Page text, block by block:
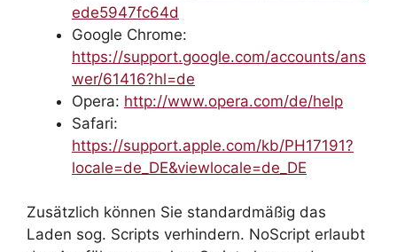
ede5947fc64d
Google Chrome:
https://support.google.com/accounts/ans
wer/61416?hl=de
Opera: http://www.opera.com/de/help
Safari:
https://support.apple.com/kb/PH17191?
locale=de_DE&viewlocale=de_DE
Zusätzlich können Sie standardmäßig das
Laden sog. Scripts verhindern. NoScript erlaubt